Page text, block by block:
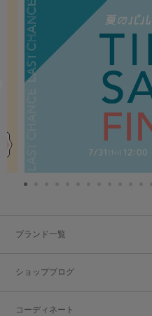
ブランド一覧
ショップブログ
コーディネート